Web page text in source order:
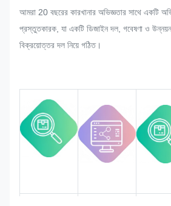
চেষ্টা করব।
আমরা পুরো
আমরা 20 বছরের কারখানার অভিজ্ঞতার সাথে একটি
প্রস্তুতকারক, যা একটি ডিজাইন দল, গবেষণা ও
বিক্রয়োত্তর দল নিয়ে গঠিত।